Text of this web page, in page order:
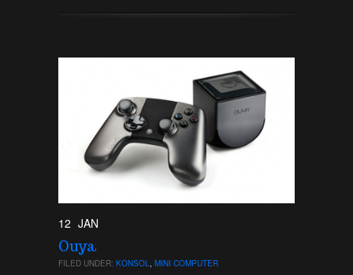
12 JAN
Ouya
FILED UNDER: KONSOL MINI COMPUTER